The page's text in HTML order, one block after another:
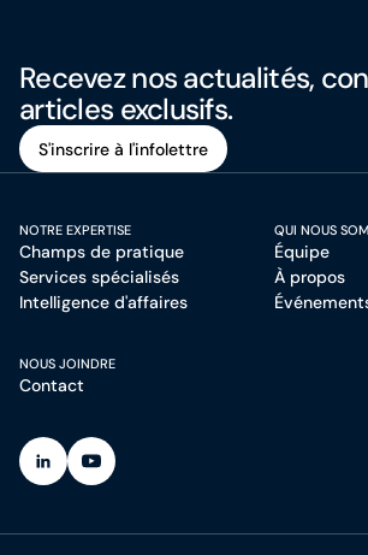
Recevez nos actualités,
articles exclusifs.
S'inscrire à l'infolettre
NOTRE EXPERTISE
Champs de pratique
Services spécialisés
Intelligence d'affaires
QUI NOUS
Équipe
À propos
NOUS JOINDRE
Contact
(Ouvre dans un nouvel onglet)
(Ouvre dans un nouvel onglet)